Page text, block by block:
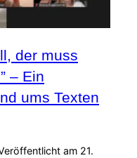
der muss
– Ein
ums Texten
am 21.